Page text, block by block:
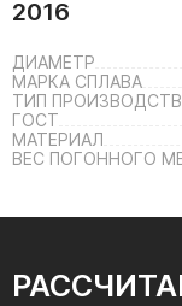
2016
ДИАМЕТР
МАРКА СПЛАВА
ТИП
ГОСТ
МАТЕРИАЛ
ВЕС ПОГОННОГО